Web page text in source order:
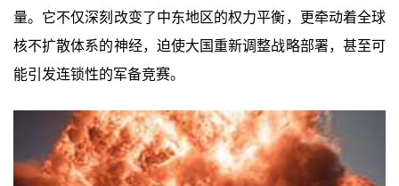
量。它不仅深刻改变了中东地区的权力平衡，更牵动着全球
核不扩散体系的神经，迫使大国重新调整战略部署，甚至可
能引发连锁性的军备竞赛。